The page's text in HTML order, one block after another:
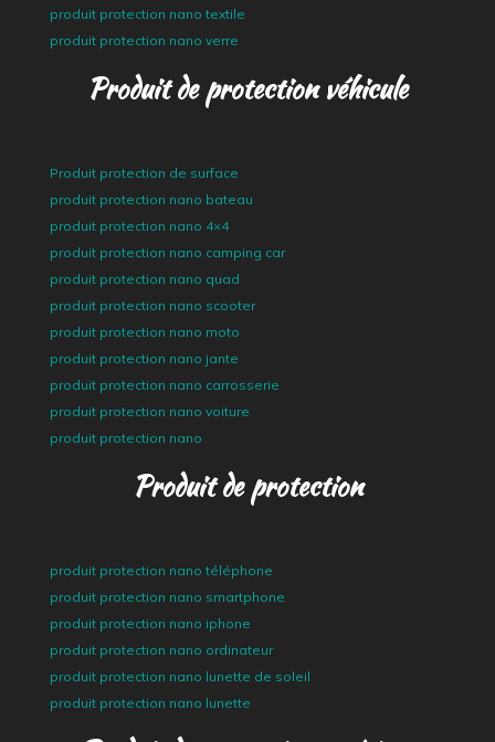
produit protection nano textile
produit protection nano verre
Produit de protection véhicule
Produit protection de surface
produit protection nano bateau
produit protection nano 4×4
produit protection nano camping car
produit protection nano quad
produit protection nano scooter
produit protection nano moto
produit protection nano jante
produit protection nano carrosserie
produit protection nano voiture
produit protection nano
Produit de protection
produit protection nano téléphone
produit protection nano smartphone
produit protection nano iphone
produit protection nano ordinateur
produit protection nano lunette de soleil
produit protection nano lunette